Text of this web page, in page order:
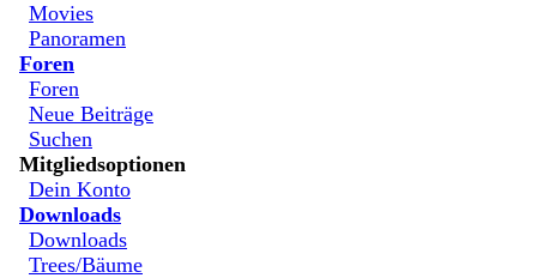
Movies
Panoramen
Foren
Foren
Neue Beiträge
Suchen
Mitgliedsoptionen
Dein Konto
Downloads
Downloads
Trees/Bäume